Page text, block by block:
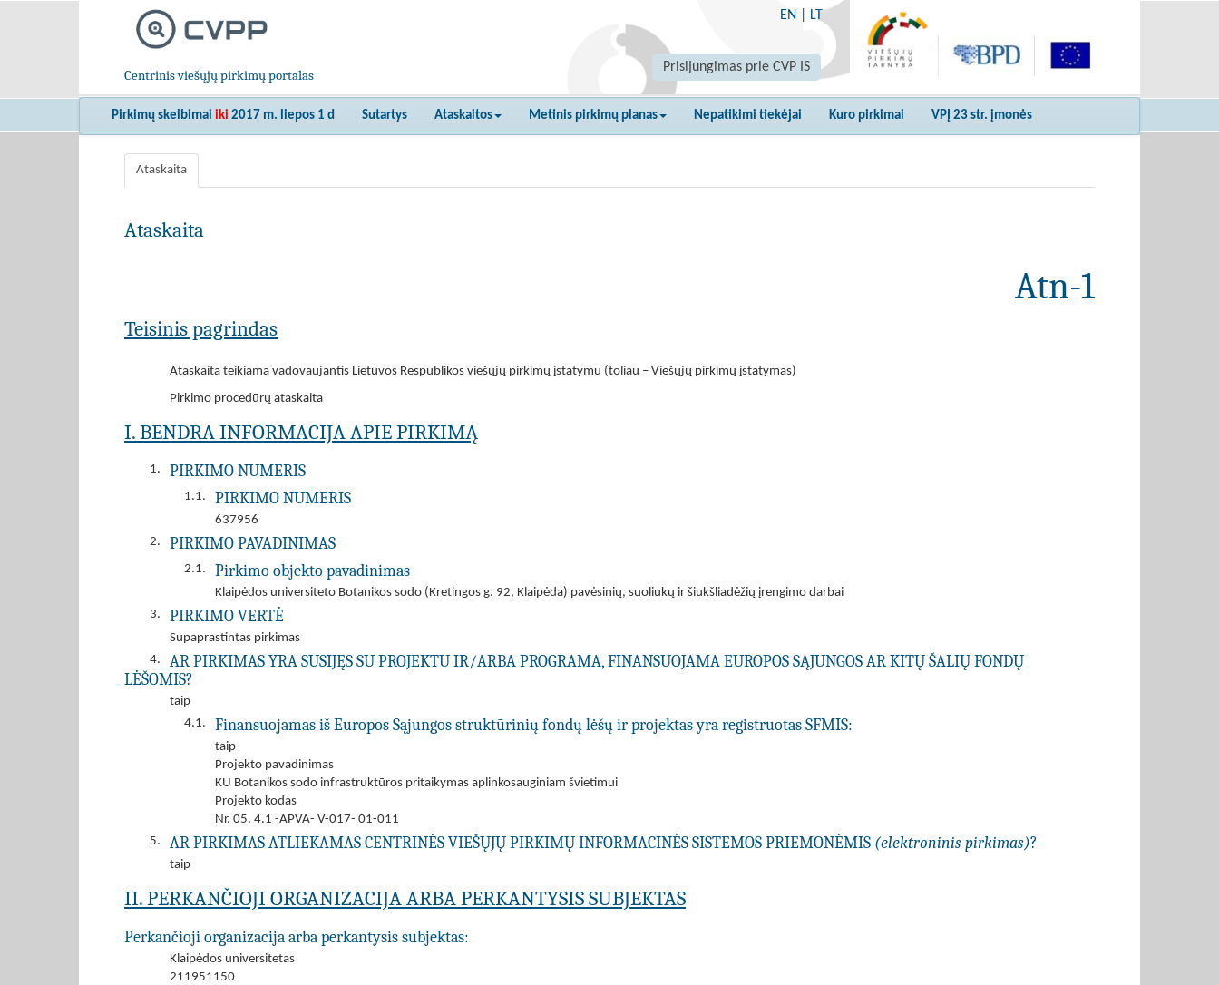
Centrinis viešųjų pirkimų portalas
EN LT
Prisijungimas prie CVP IS
Pirkimų skelbimai iki 2017 m. liepos 1 d Sutartys Ataskaitos Metinis pirkimų planas Nepatikimi tiekėjai Kuro pirkimai VPĮ 23 str. įmonės
Ataskaita
Ataskaita
Atn-1
Teisinis pagrindas
Ataskaita teikiama vadovaujantis Lietuvos Respublikos viešųjų pirkimų įstatymu (toliau – Viešųjų pirkimų įstatymas)
Pirkimo procedūrų ataskaita
I. BENDRA INFORMACIJA APIE PIRKIMĄ
1. PIRKIMO NUMERIS
1.1. PIRKIMO NUMERIS
637956
2.
PIRKIMO PAVADINIMAS
2.1. Pirkimo objekto pavadinimas
Klaipėdos universiteto Botanikos sodo (Kretingos g. 92, Klaipėda) pavėsinių, suoliukų ir šiukšliadėžių įrengimo darbai
3.
PIRKIMO VERTĖ
Supaprastintas pirkimas
4.
AR PIRKIMAS YRA SUSIJĘS SU PROJEKTU IR/ARBA PROGRAMA, FINANSUOJAMA EUROPOS SĄJUNGOS AR KITŲ ŠALIŲ FONDŲ
LĖŠOMIS?
taip
4.1.
Finansuojamas iš Europos Sąjungos struktūrinių fondų lėšų ir projektas yra registruotas SFMIS:
taip
Projekto pavadinimas
KU Botanikos sodo infrastruktūros pritaikymas aplinkosauginiam švietimui
Projekto kodas
Nr. 05. 4.1 -APVA- V-017- 01-011
5.
AR PIRKIMAS ATLIEKAMAS CENTRINĖS VIEŠŲJŲ PIRKIMŲ INFORMACINĖS SISTEMOS PRIEMONĖMIS (elektroninis pirkimas)?
taip
II. PERKANČIOJI ORGANIZACIJA ARBA PERKANTYSIS SUBJEKTAS
Perkančioji organizacija arba perkantysis subjektas:
Klaipėdos universitetas
211951150